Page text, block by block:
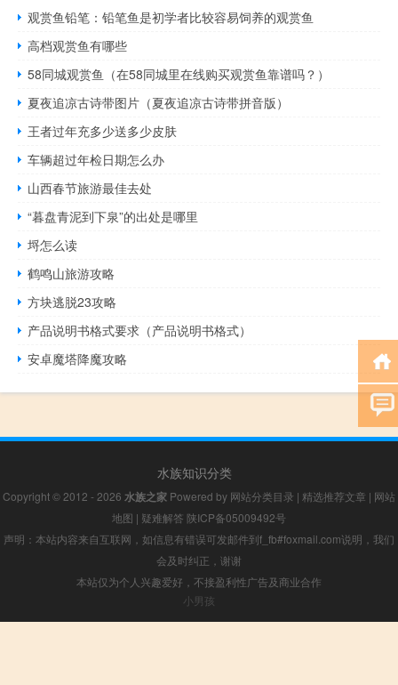
观赏鱼铅笔：铅笔鱼是初学者比较容易饲养的观赏鱼
高档观赏鱼有哪些
58同城观赏鱼（在58同城里在线购买观赏鱼靠谱吗？）
夏夜追凉古诗带图片（夏夜追凉古诗带拼音版）
王者过年充多少送多少皮肤
车辆超过年检日期怎么办
山西春节旅游最佳去处
“暮盘青泥到下泉”的出处是哪里
埒怎么读
鹤鸣山旅游攻略
方块逃脱23攻略
产品说明书格式要求（产品说明书格式）
安卓魔塔降魔攻略
水族知识分类
Copyright © 2012 - 2026 水族之家 Powered by 网站分类目录 | 精选推荐文章 | 网站
地图 | 疑难解答 陕ICP备05009492号
声明：本站内容来自互联网，如信息有错误可发邮件到f_fb#foxmail.com说明，我们
会及时纠正，谢谢
本站仅为个人兴趣爱好，不接盈利性广告及商业合作
小男孩